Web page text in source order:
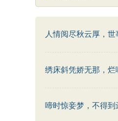
人情阅尽秋云厚，世
绣床斜凭娇无那，烂
啼时惊妾梦，不得到